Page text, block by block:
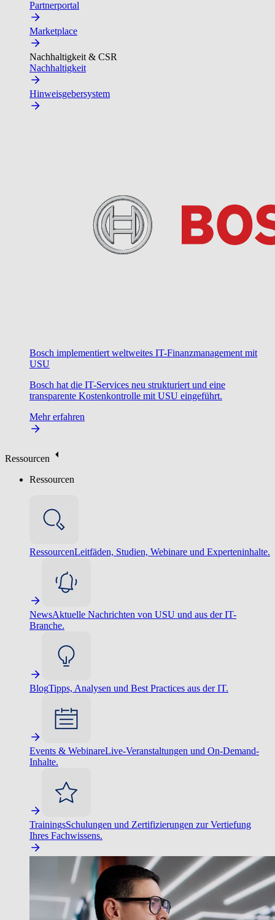
Partnerportal
Marketplace
Nachhaltigkeit & CSR
Nachhaltigkeit
Hinweisgebersystem
Bosch implementiert weltweites IT-Finanzmanagement mit
USU
Bosch hat die IT-Services neu strukturiert und eine
transparente Kostenkontrolle mit USU eingeführt.
Mehr erfahren
Ressourcen
Ressourcen
RessourcenLeitfäden, Studien, Webinare und Experteninhalte.
NewsAktuelle Nachrichten von USU und aus der IT-
Branche.
BlogTipps, Analysen und Best Practices aus der IT.
Events & WebinareLive-Veranstaltungen und On-Demand-
Inhalte.
TrainingsSchulungen und Zertifizierungen zur Vertiefung
Ihres Fachwissens.